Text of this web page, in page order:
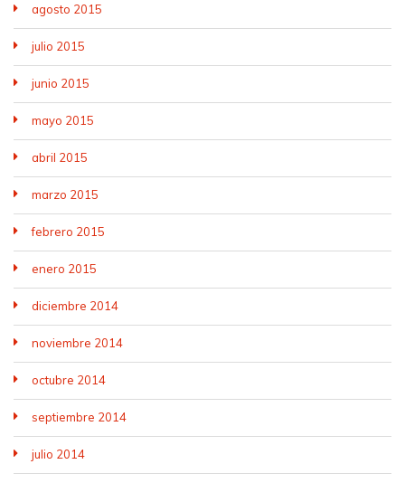
agosto 2015
julio 2015
junio 2015
mayo 2015
abril 2015
marzo 2015
febrero 2015
enero 2015
diciembre 2014
noviembre 2014
octubre 2014
septiembre 2014
julio 2014